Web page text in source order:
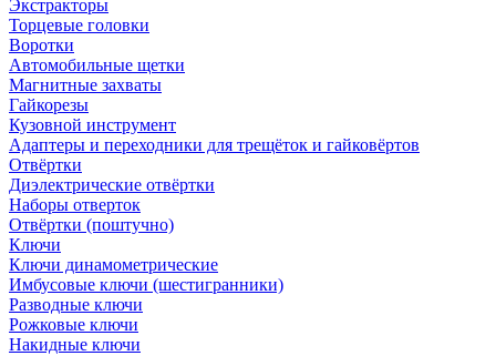
Экстракторы
Торцевые головки
Воротки
Автомобильные щетки
Магнитные захваты
Гайкорезы
Кузовной инструмент
Адаптеры и переходники для трещёток и гайковёртов
Отвёртки
Диэлектрические отвёртки
Наборы отверток
Отвёртки (поштучно)
Ключи
Ключи динамометрические
Имбусовые ключи (шестигранники)
Разводные ключи
Рожковые ключи
Накидные ключи